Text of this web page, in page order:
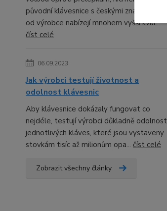
původní klávesnice s českými znaky přímo
od výrobce nabízejí mnohem vyšší kval...
číst celé
06.09.2023
Jak výrobci testují životnost a
odolnost klávesnic
Aby klávesnice dokázaly fungovat co
nejdéle, testují výrobci důkladně odolnost
jednotlivých kláves, které jsou vystaveny
stovkám tisíc až milionům opa... číst celé
Zobrazit všechny články